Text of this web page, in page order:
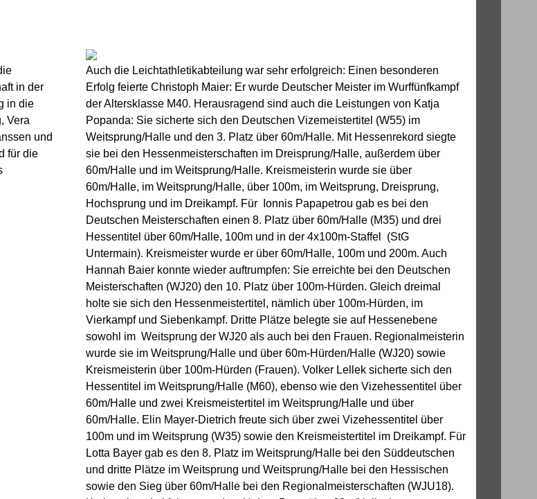
in der
in die
Vera
und
für die
Auch die Leichtathletikabteilung war sehr erfolgreich: Einen besonderen
Erfolg feierte Christoph Maier: Er wurde Deutscher Meister im Wurffünfkampf
der Altersklasse M40. Herausragend sind auch die Leistungen von Katja
Popanda: Sie sicherte sich den Deutschen Vizemeistertitel (W55) im
Weitsprung/Halle und den 3. Platz über 60m/Halle. Mit Hessenrekord siegte
sie bei den Hessenmeisterschaften im Dreisprung/Halle, außerdem über
60m/Halle und im Weitsprung/Halle. Kreismeisterin wurde sie über
60m/Halle, im Weitsprung/Halle, über 100m, im Weitsprung, Dreisprung,
Hochsprung und im Dreikampf. Für Ionnis Papapetrou gab es bei den
Deutschen Meisterschaften einen 8. Platz über 60m/Halle (M35) und drei
Hessentitel über 60m/Halle, 100m und in der 4x100m-Staffel (StG
Untermain). Kreismeister wurde er über 60m/Halle, 100m und 200m. Auch
Hannah Baier konnte wieder auftrumpfen: Sie erreichte bei den Deutschen
Meisterschaften (WJ20) den 10. Platz über 100m-Hürden. Gleich dreimal
holte sie sich den Hessenmeistertitel, nämlich über 100m-Hürden, im
Vierkampf und Siebenkampf. Dritte Plätze belegte sie auf Hessenebene
sowohl im Weitsprung der WJ20 als auch bei den Frauen. Regionalmeisterin
wurde sie im Weitsprung/Halle und über 60m-Hürden/Halle (WJ20) sowie
Kreismeisterin über 100m-Hürden (Frauen). Volker Lellek sicherte sich den
Hessentitel im Weitsprung/Halle (M60), ebenso wie den Vizehessentitel über
60m/Halle und zwei Kreismeistertitel im Weitsprung/Halle und über
60m/Halle. Elin Mayer-Dietrich freute sich über zwei Vizehessentitel über
100m und im Weitsprung (W35) sowie den Kreismeistertitel im Dreikampf. Für
Lotta Bayer gab es den 8. Platz im Weitsprung/Halle bei den Süddeutschen
und dritte Plätze im Weitsprung und Weitsprung/Halle bei den Hessischen
sowie den Sieg über 60m/Halle bei den Regionalmeisterschaften (WJU18).